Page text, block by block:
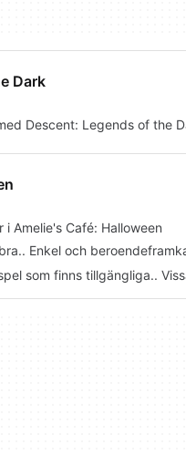
Dark
Descent: Legends of the
Amelie's Café: Halloween
Enkel och
som finns tillgängliga..